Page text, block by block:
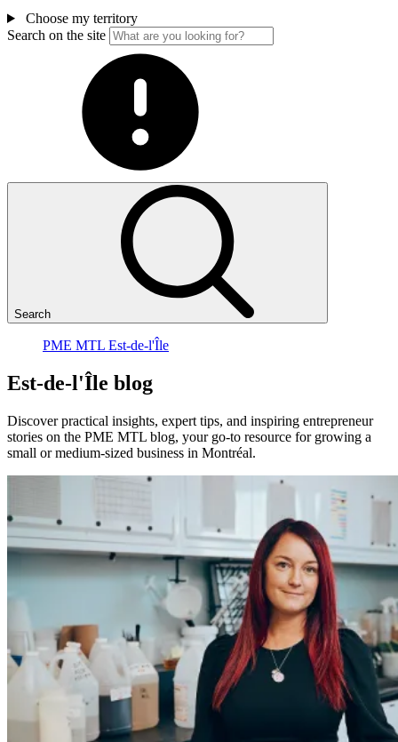
Choose my territory
Search on the site
Search
PME MTL Est-de-l'Île
Est-de-l'Île blog
Discover practical insights, expert tips, and inspiring entrepreneur
stories on the PME MTL blog, your go-to resource for growing a
small or medium-sized business in Montréal.